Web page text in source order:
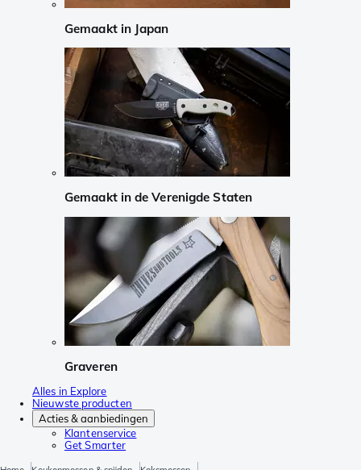
Gemaakt in Japan
Gemaakt in de Verenigde Staten
Graveren
Alles in Explore
Nieuwste producten
Acties & aanbiedingen
Klantenservice
Get Smarter